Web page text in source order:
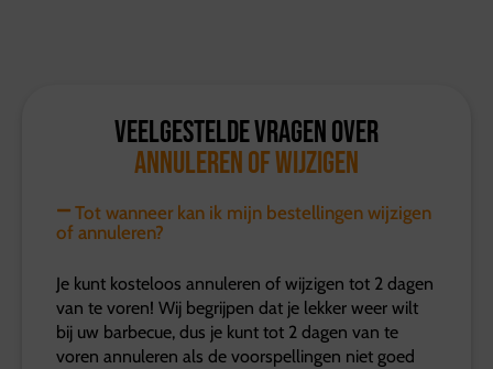
Veelgestelde vragen over
Annuleren of wijzigen
Tot wanneer kan ik mijn bestellingen wijzigen
of annuleren?
Je kunt kosteloos annuleren of wijzigen tot 2 dagen
van te voren! Wij begrijpen dat je lekker weer wilt
bij uw barbecue, dus je kunt tot 2 dagen van te
voren annuleren als de voorspellingen niet goed